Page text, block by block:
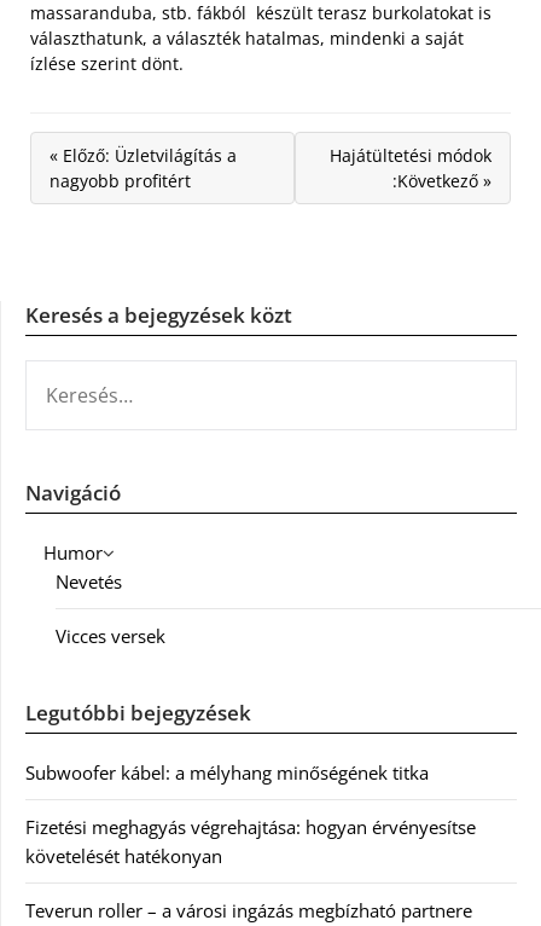
massaranduba, stb. fákból készült terasz burkolatokat is
választhatunk, a választék hatalmas, mindenki a saját
ízlése szerint dönt.
« Előző: Üzletvilágítás a
nagyobb profitért
Hajátültetési módok
:Következő »
Keresés a bejegyzések közt
Navigáció
Humor
Nevetés
Vicces versek
Legutóbbi bejegyzések
Subwoofer kábel: a mélyhang minőségének titka
Fizetési meghagyás végrehajtása: hogyan érvényesítse
követelését hatékonyan
Teverun roller – a városi ingázás megbízható partnere